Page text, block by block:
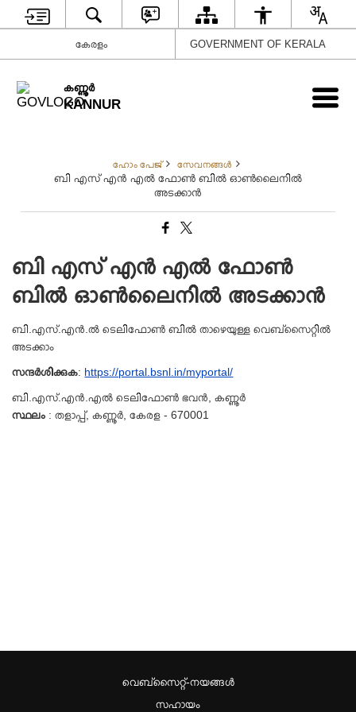
കേരളം GOVERNMENT OF KERALA
കണ്ണൂര്‍
KANNUR
ഹോം പേജ് സേവനങ്ങള്‍
ബി എസ് എന്‍ എല്‍ ഫോണ്‍ ബില്‍ ഓണ്‍ലൈനില്‍
അടക്കാന്‍
ബി എസ് എന്‍ എല്‍ ഫോണ്‍
ബില്‍ ഓണ്‍ലൈനില്‍ അടക്കാന്‍
ബി.എസ്.എൻ.ൽ ടെലിഫോൺ ബിൽ താഴെയുള്ള വെബ്‌സൈറ്റിൽ
അടക്കാം
സന്ദർശിക്കുക: https://portal.bsnl.in/myportal/
ബി.എസ്.എൻ.എൽ ടെലിഫോൺ ഭവൻ, കണ്ണൂർ
സ്ഥലം : തളാപ്പ്, കണ്ണൂർ, കേരള - 670001
വെബ്സൈറ്റ്-നയങ്ങള്‍
സഹായം